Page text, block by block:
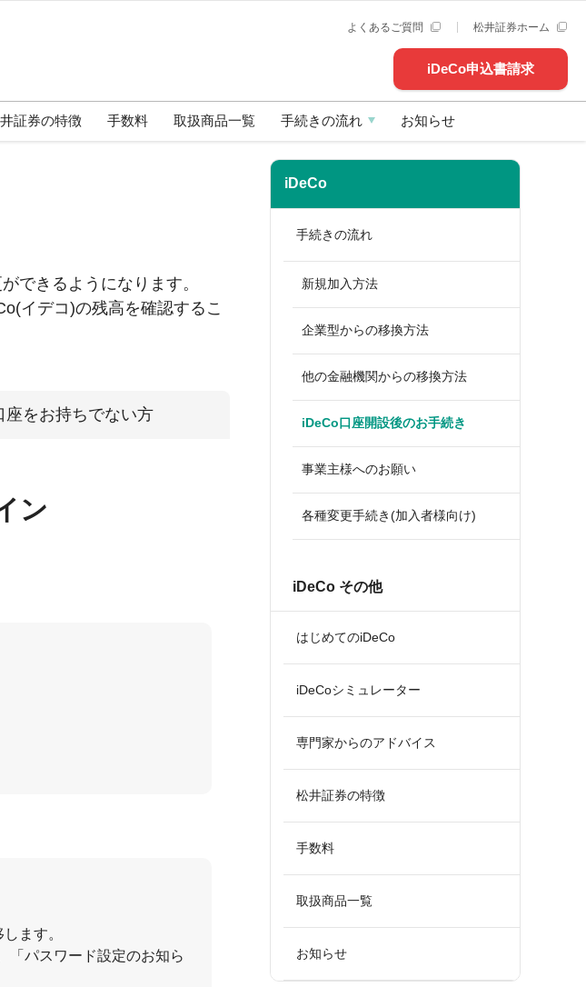
iDeCo申込書請求
よくあるご質問 松井証券ホーム
証券の特徴 手数料 取扱商品一覧 手続きの流れ お知らせ
できるようになります。
イデコ)の残高を確認するこ
座をお持ちでない方
ン
ます。
「パスワード設定のお知ら
iDeCo
手続きの流れ
新規加入方法
企業型からの移換方法
他の金融機関からの移換方法
iDeCo口座開設後のお手続き
事業主様へのお願い
各種変更手続き(加入者様向け)
iDeCo その他
はじめてのiDeCo
iDeCoシミュレーター
専門家からのアドバイス
松井証券の特徴
手数料
取扱商品一覧
お知らせ